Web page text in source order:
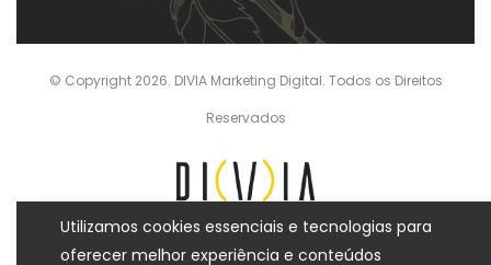
© Copyright 2026. DIVIA Marketing Digital. Todos os Direitos
Reservados
Utilizamos cookies essenciais e tecnologias para
oferecer melhor experiência e conteúdos